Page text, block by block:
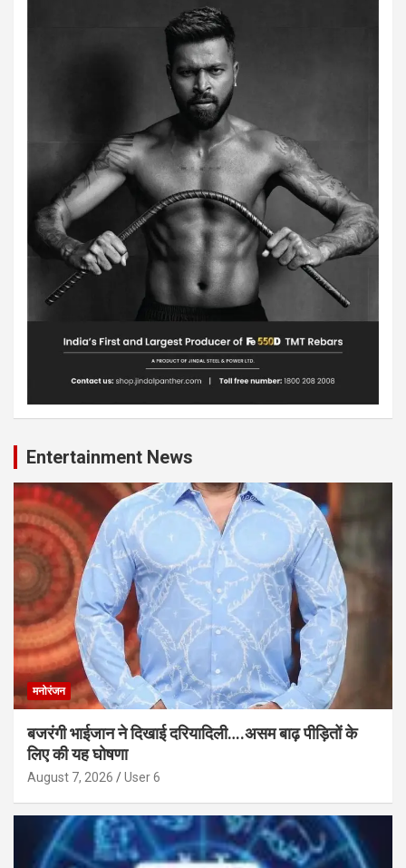
Entertainment News
मनोरंजन
बजरंगी भाईजान ने दिखाई दरियादिली….असम बाढ़ पीड़ितों के
लिए की यह घोषणा
August 7, 2026 User 6